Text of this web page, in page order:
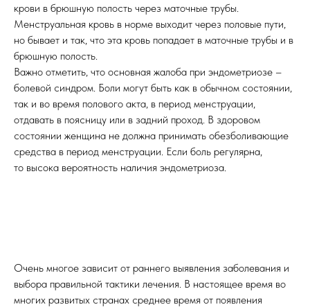
крови в брюшную полость через маточные трубы.
Менструальная кровь в норме выходит через половые пути,
но бывает и так, что эта кровь попадает в маточные трубы и в
брюшную полость.
Важно отметить, что основная жалоба при эндометриозе –
болевой синдром. Боли могут быть как в обычном состоянии,
так и во время полового акта, в период менструации,
отдавать в поясницу или в задний проход. В здоровом
состоянии женщина не должна принимать обезболивающие
средства в период менструации. Если боль регулярна,
то высока вероятность наличия эндометриоза.
Очень многое зависит от раннего выявления заболевания и
выбора правильной тактики лечения. В настоящее время во
многих развитых странах среднее время от появления